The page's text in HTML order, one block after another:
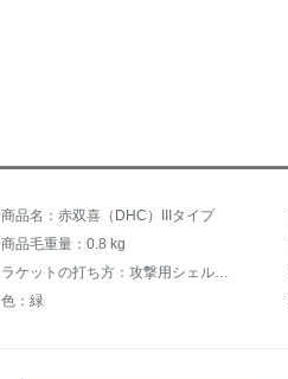
商品名：赤双喜（DHC）IIIタイプ
商品毛重量：0.8 kg
色：緑